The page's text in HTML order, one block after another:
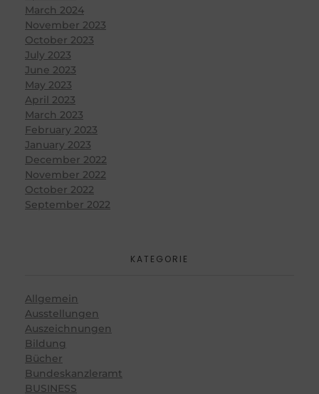
March 2024
November 2023
October 2023
July 2023
June 2023
May 2023
April 2023
March 2023
February 2023
January 2023
December 2022
November 2022
October 2022
September 2022
KATEGORIE
Allgemein
Ausstellungen
Auszeichnungen
Bildung
Bücher
Bundeskanzleramt
BUSINESS